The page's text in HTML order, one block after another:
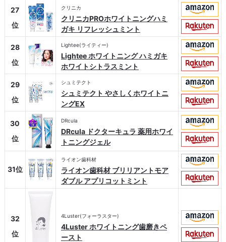
27
位
クリニカ
クリニカPROホワイトニングハミ
ガキ リフレッシュミント
28
位
Lightee(ライティー)
Lightee ホワイトニング ハミガキ
ホワイトシトラスミント
29
位
シュミテクト
シュミテクト やさしくホワイトニ
ングEX
30
位
DRcula
DRcula ドクターキュラ 薬用ホワイ
トニングジェル
31位
ライオン歯科材
ライオン歯科材 ブリリアントモア
ダブル アプリコットミント
32
位
4Luster(フォーラスター)
4Luster ホワイトニング歯磨きペ
ースト